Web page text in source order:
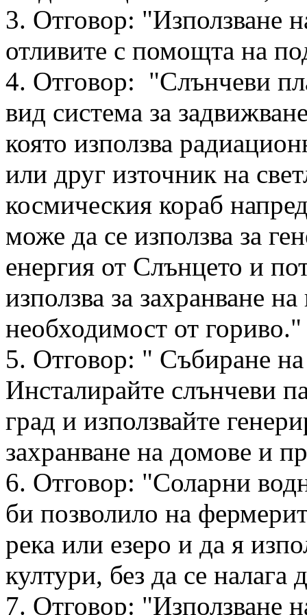
3. Отговор: "Използване
отливите с помощта на
4. Отговор: "Слънчеви
вид система за
която използва
или друг източник на
космическия кораб
може да се използва за
енергия от Слънцето и
използва за захранване
необходимост от гориво."
5. Отговор: " Събиране на
Инсталирайте слънчеви
град и използвайте
захранване на домове и
6. Отговор: "Соларни
би позволило на
река или езеро и да я
култури, без да се налага
7. Отговор: "Използване